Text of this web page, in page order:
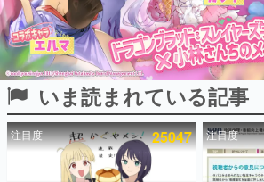
ピックアップ
電ファミのいま読まれている記事ランキング
いま読まれている記事
注目度 25047 注目度